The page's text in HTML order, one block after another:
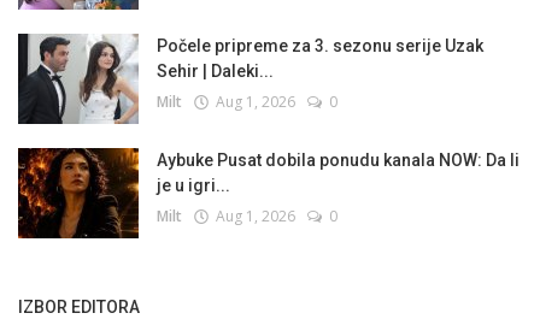
Počele pripreme za 3. sezonu serije Uzak
Sehir | Daleki...
Milt Aug 1, 2026 0
Aybuke Pusat dobila ponudu kanala NOW: Da li
je u igri...
Milt Aug 1, 2026 0
IZBOR EDITORA